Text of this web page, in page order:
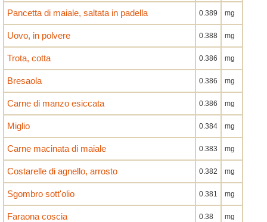
Pancetta di maiale, saltata in padella 0.389 mg
Uovo, in polvere 0.388 mg
Trota, cotta 0.386 mg
Bresaola 0.386 mg
Carne di manzo esiccata 0.386 mg
Miglio 0.384 mg
Carne macinata di maiale 0.383 mg
Costarelle di agnello, arrosto 0.382 mg
Sgombro sott'olio 0.381 mg
Faraona coscia 0.38 mg